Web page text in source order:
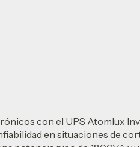
con el UPS Atomlux
en situaciones de